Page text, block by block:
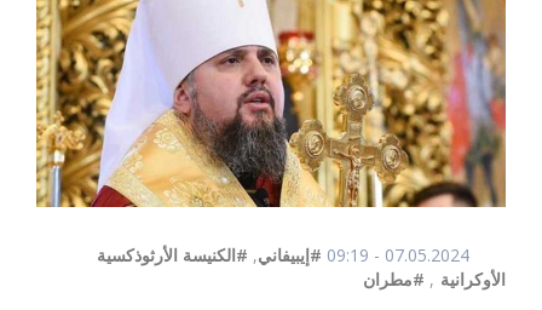
07.05.2024 - 09:19 #إيبيفاني, #الكنيسة الأرثوذكسية
الأوكرانية , #مطران